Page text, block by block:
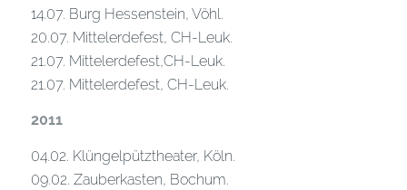
14.07. Burg Hessenstein, Vöhl.
20.07. Mittelerdefest, CH-Leuk.
21.07. Mittelerdefest,CH-Leuk.
21.07. Mittelerdefest, CH-Leuk.
2011
04.02. Klüngelpütztheater, Köln.
09.02. Zauberkasten, Bochum.